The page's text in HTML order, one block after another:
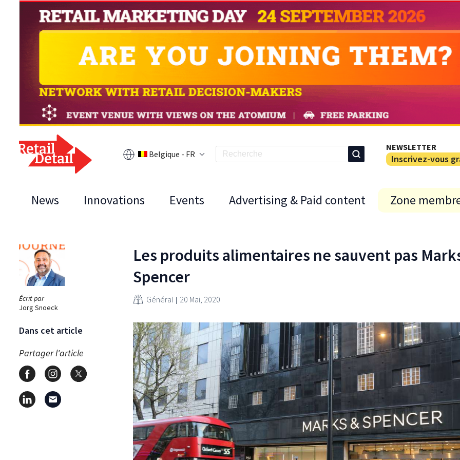
Belgique - FR
NEWSLETTER
Inscrivez-vous
News Innovations Events Advertising & Paid content Zone
Écrit par
Jorg Snoeck
Dans cet article
Partager l'article
Les produits alimentaires ne sauvent pas
Spencer
Général 20 Mai, 2020